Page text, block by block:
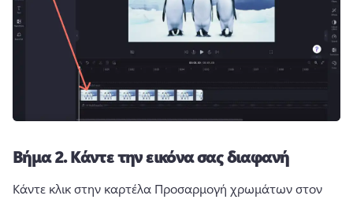
Βήμα 2.Κάντε την εικόνα σας διαφανή
Κάντε κλικ στην καρτέλα Προσαρμογή χρωμάτων στον